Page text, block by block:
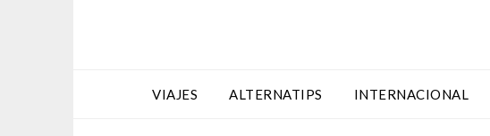
VIAJES ALTERNATIPS INTERNACIONAL